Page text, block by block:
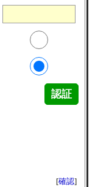
認証
[確認]